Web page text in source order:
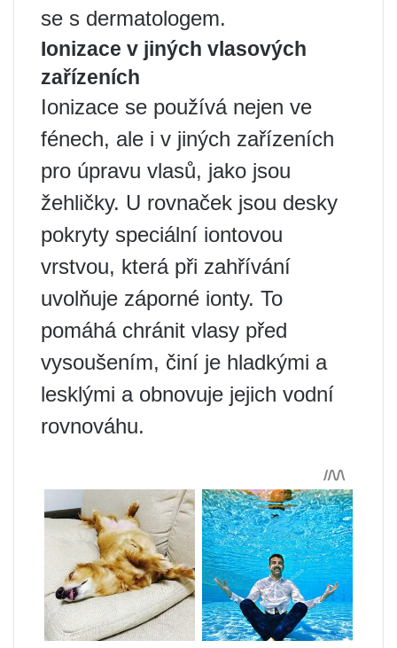
se s dermatologem.
Ionizace v jiných vlasových
zařízeních
Ionizace se používá nejen ve
fénech, ale i v jiných zařízeních
pro úpravu vlasů, jako jsou
žehličky. U rovnaček jsou desky
pokryty speciální iontovou
vrstvou, která při zahřívání
uvolňuje záporné ionty. To
pomáhá chránit vlasy před
vysoušením, činí je hladkými a
lesklými a obnovuje jejich vodní
rovnováhu.